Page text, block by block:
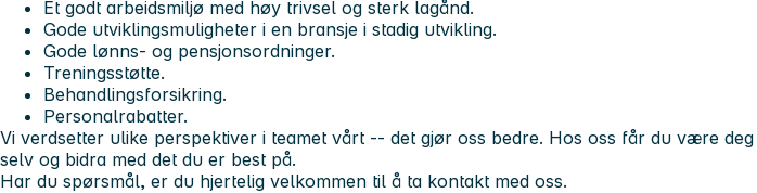
Et godt arbeidsmiljø med høy trivsel og sterk lagånd.
Gode utviklingsmuligheter i en bransje i stadig utvikling.
Gode lønns- og pensjonsordninger.
Treningsstøtte.
Behandlingsforsikring.
Personalrabatter.
Vi verdsetter ulike perspektiver i teamet vårt -- det gjør oss bedre. Hos oss får du være deg
selv og bidra med det du er best på.
Har du spørsmål, er du hjertelig velkommen til å ta kontakt med oss.